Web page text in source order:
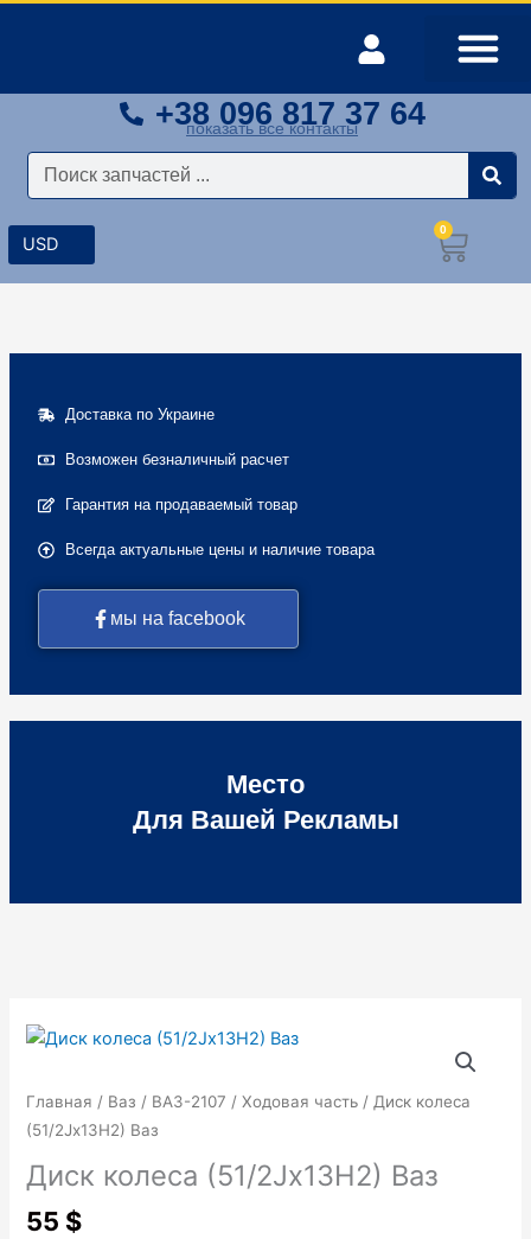
+38 096 817 37 64
показать все контакты
Поиск
0
Доставка по Украине
Возможен безналичный расчет
Гарантия на продаваемый товар
Всегда актуальные цены и наличие товара
мы на facebook
Место
Для Вашей Рекламы
Главная / Ваз / ВАЗ-2107 /Ходовая часть / Диск колеса
(51/2Jх13Н2) Ваз
Диск колеса (51/2Jх13Н2) Ваз
55 $
Количество
Диск
колеса
Ваз